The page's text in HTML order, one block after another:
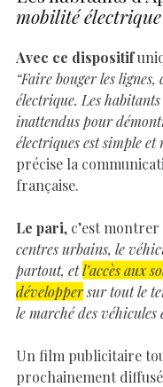
mobilité
Avec ce dispositif
“Faire bouger les
électrique. Les
inattendus pour
électriques est simple
précise la
française.
Le pari, c’est montrer
centres urbains, le
partout, etl’accès aux
développersur tout le
le marché des
Un film publicitaire
prochainement